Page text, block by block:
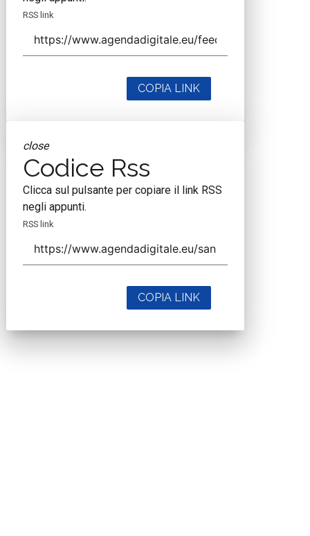
RSS link
COPIA LINK
close
Codice Rss
Clicca sul pulsante per copiare il link RSS
negli appunti.
RSS link
COPIA LINK